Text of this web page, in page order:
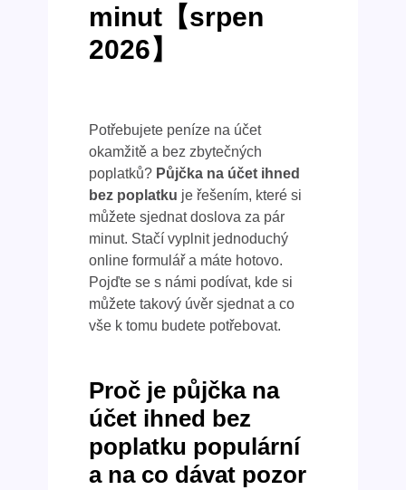
minut【srpen
2026】
Potřebujete peníze na účet
okamžitě a bez zbytečných
poplatků? Půjčka na účet ihned
bez poplatku je řešením, které si
můžete sjednat doslova za pár
minut. Stačí vyplnit jednoduchý
online formulář a máte hotovo.
Pojďte se s námi podívat, kde si
můžete takový úvěr sjednat a co
vše k tomu budete potřebovat.
Proč je půjčka na
účet ihned bez
poplatku populární
a na co dávat pozor